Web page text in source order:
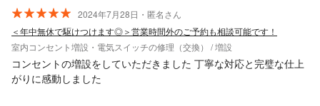
2024年7月28日・匿名さん
＜年中無休で駆けつけます◎＞営業時間外のご予約も相談可能です！
室内コンセント増設・電気スイッチの修理（交換） / 増設
コンセントの増設をしていただきました 丁寧な対応と完璧な仕上
がりに感動しました